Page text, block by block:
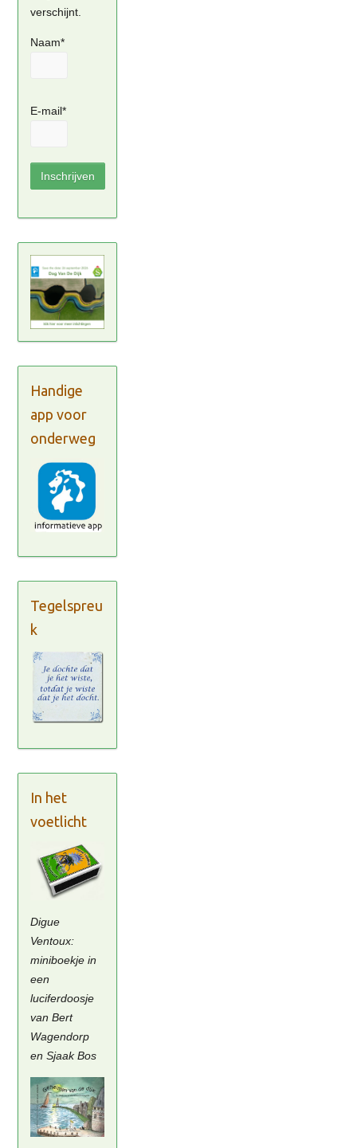
verschijnt.
Naam*
E-mail*
Handige
app voor
onderweg
Tegelspreu
k
In het
voetlicht
Digue
Ventoux:
miniboekje in
een
luciferdoosje
van Bert
Wagendorp
en Sjaak Bos